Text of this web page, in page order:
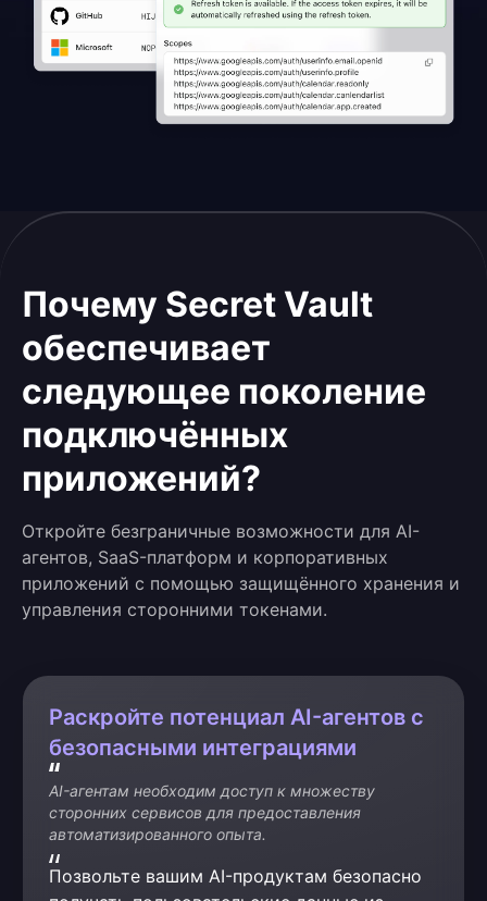
Почему Secret Vault
обеспечивает
следующее поколение
подключённых
приложений?
Откройте безграничные возможности для AI-
агентов, SaaS-платформ и корпоративных
приложений с помощью защищённого хранения и
управления сторонними токенами.
Раскройте потенциал AI-агентов с
безопасными интеграциями
AI-агентам необходим доступ к множеству
сторонних сервисов для предоставления
автоматизированного опыта.
Позвольте вашим AI-продуктам безопасно